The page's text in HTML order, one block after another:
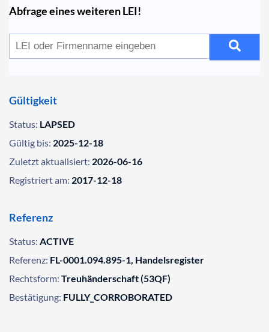
Abfrage eines weiteren LEI!
Gültigkeit
Status: LAPSED
Gültig bis: 2025-12-18
Zuletzt aktualisiert: 2026-06-16
Registriert am: 2017-12-18
Referenz
Status: ACTIVE
Referenz: FL-0001.094.895-1, Handelsregister
Rechtsform: Treuhänderschaft (53QF)
Bestätigung: FULLY_CORROBORATED